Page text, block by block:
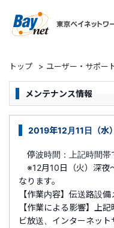
トップ > ユーザー・サポー
メンテナンス情報
2019年12月11日（水
停波時間：上記時間帯
※12月10日（火）深夜
なります。
【作業内容】伝送路設
【作業による影響】上
ビ放送、インターネット